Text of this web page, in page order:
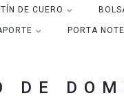
DE CUERO
PORTA
DE